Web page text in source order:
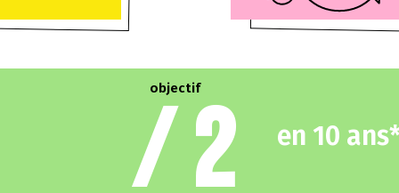
objectif
/ 2 en 10